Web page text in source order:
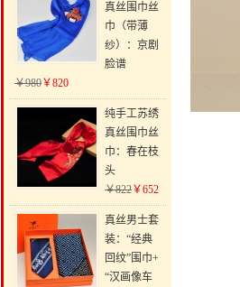
真丝围巾丝
巾（带薄
纱）：京剧
脸谱
￥980￥820
纯手工苏绣
真丝围巾丝
巾：春在枝
头
￥822￥652
真丝男士套
装：“经典
回纹”围巾+
“汉画像车